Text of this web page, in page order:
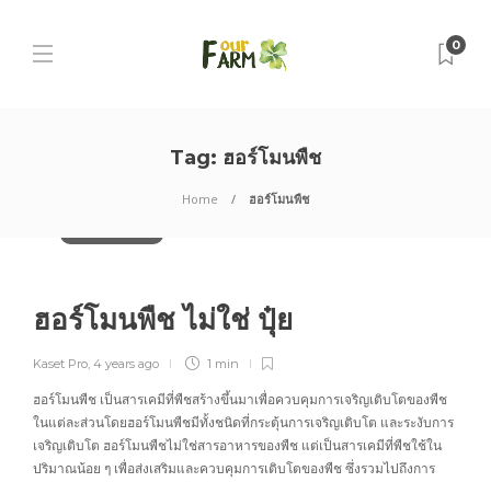
0
Tag: ฮอร์โมนพืช
Home ฮอร์โมนพืช
ฮอร์โมนพืช ไม่ใช่ ปุ๋ย
Kaset Pro, 4 years ago 1 min
ฮอร์โมนพืช เป็นสารเคมีที่พืชสร้างขึ้นมาเพื่อควบคุมการเจริญเติบโตของพืช
ในแต่ละส่วนโดยฮอร์โมนพืชมีทั้งชนิดที่กระตุ้นการเจริญเติบโต และระงับการ
เจริญเติบโต ฮอร์โมนพืชไม่ใช่สารอาหารของพืช แต่เป็นสารเคมีที่พืชใช้ใน
ปริมาณน้อย ๆ เพื่อส่งเสริมและควบคุมการเติบโตของพืช ซึ่งรวมไปถึงการ